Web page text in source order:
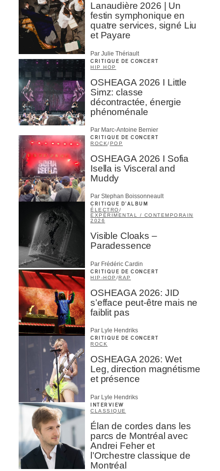
Lanaudière 2026 | Un
festin symphonique en
quatre services, signé Liu
et Payare
Par Julie Thériault
CRITIQUE DE CONCERT
HIP HOP
OSHEAGA 2026 I Little
Simz: classe
décontractée, énergie
phénoménale
Par Marc-Antoine Bernier
CRITIQUE DE CONCERT
ROCK/POP
OSHEAGA 2026 I Sofia
Isella is Visceral and
Muddy
Par Stephan Boissonneault
CRITIQUE D'ALBUM
ÉLECTRO/
EXPÉRIMENTAL / CONTEMPORAIN
2026
Visible Cloaks –
Paradessence
Par Frédéric Cardin
CRITIQUE DE CONCERT
HIP-HOP /RAP
OSHEAGA 2026: JID
s’efface peut-être mais ne
faiblit pas
Par Lyle Hendriks
CRITIQUE DE CONCERT
ROCK
OSHEAGA 2026: Wet
Leg, direction magnétisme
et présence
Par Lyle Hendriks
INTERVIEW
CLASSIQUE
Élan de cordes dans les
parcs de Montréal avec
Andrei Feher et
l’Orchestre classique de
Montréal